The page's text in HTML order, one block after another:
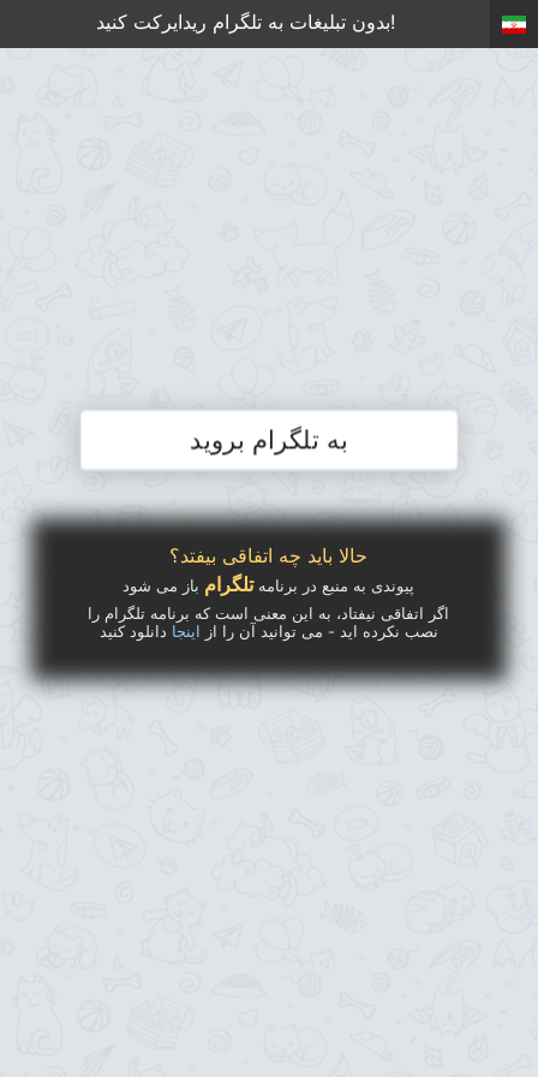
بدون تبلیغات به تلگرام ریدایرکت کنید!
به تلگرام بروید
حالا باید چه اتفاقی بیفتد؟
پیوندی به منبع در برنامهتلگرام باز می شود
اگر اتفاقی نیفتاد، به این معنی است که برنامه تلگرام را
نصب نکرده اید - می توانید آن را از اینجا دانلود کنید